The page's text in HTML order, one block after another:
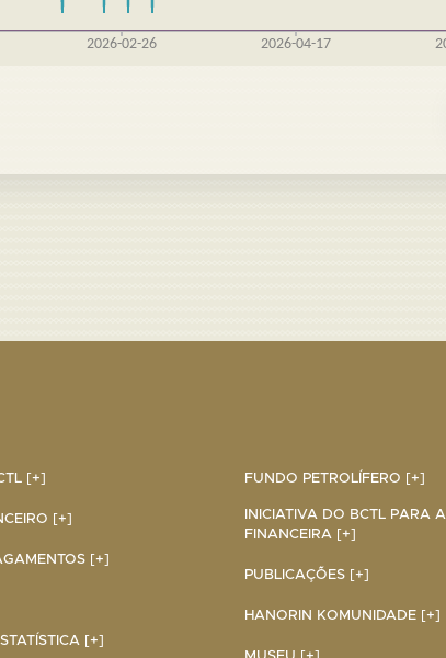
[+]
[+]
[+]
[+]
FUNDO PETROLÍFERO [+]
INICIATIVA DO BCTL PARA
FINANCEIRA [+]
PUBLICAÇÕES [+]
HANORIN KOMUNIDADE [+]